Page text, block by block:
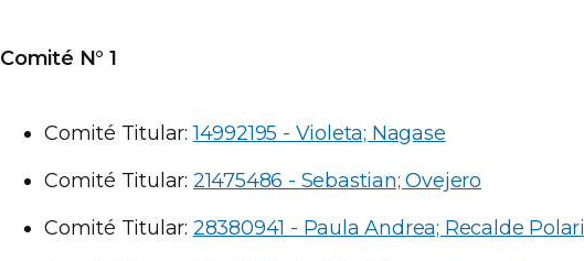
Comité N° 1
Comité Titular:14992195 - Violeta; Nagase
Comité Titular: 21475486 - Sebastian; Ovejero
Comité Titular: 28380941 - Paula Andrea; Recalde Polari